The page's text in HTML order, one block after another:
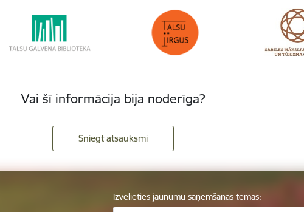
Vai šī informācija bija noderīga?
Sniegt atsauksmi
Izvēlieties jaunumu saņemšanas tēmas: